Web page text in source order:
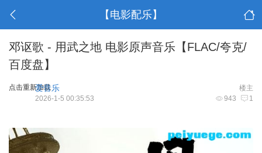
【电影配乐】
邓讴歌 - 用武之地 电影原声音乐【FLAC/夸克/
百度盘】
点击重新加载 楼主
爱音乐
943 1
2026-1-5 00:35:53